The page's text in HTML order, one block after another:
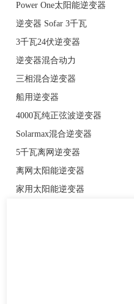
Power One太阳能逆变器
逆变器 Sofar 3千瓦
3千瓦24伏逆变器
逆变器混合动力
三相混合逆变器
船用逆变器
4000瓦纯正弦波逆变器
Solarmax混合逆变器
5千瓦离网逆变器
离网太阳能逆变器
家用太阳能逆变器